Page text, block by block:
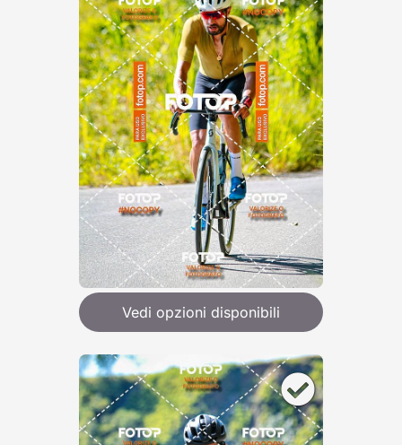
Vedi opzioni disponibili